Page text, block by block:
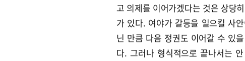
고 의제를 이어가겠다는 것은 상당
가 있다. 여야가 갈등을 일으킬 사
닌 만큼 다음 정권도 이어갈 수 있
다. 그러나 형식적으로 끝나서는